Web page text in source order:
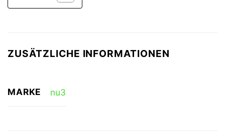
ZUSÄTZLICHE INFORMATIONEN
MARKE nu3